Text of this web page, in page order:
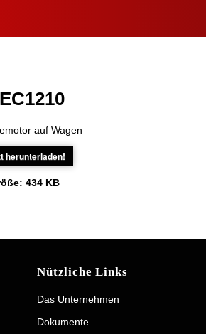
auf Wagen
herunterladen!
434 KB
Nützliche Links
Das Unternehmen
Dokumente